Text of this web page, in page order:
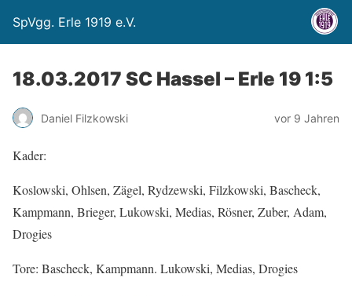
SpVgg. Erle 1919 e.V.
18.03.2017 SC Hassel – Erle 19 1:5
Daniel Filzkowski vor 9 Jahren
Kader:
Koslowski, Ohlsen, Zägel, Rydzewski, Filzkowski, Bascheck,
Kampmann, Brieger, Lukowski, Medias, Rösner, Zuber, Adam,
Drogies
Tore: Bascheck, Kampmann. Lukowski, Medias, Drogies